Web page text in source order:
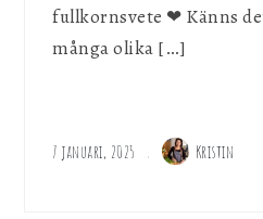
fullkornsvete ❤︎ Känns
många olika […]
7 januari, 2025 Kristin